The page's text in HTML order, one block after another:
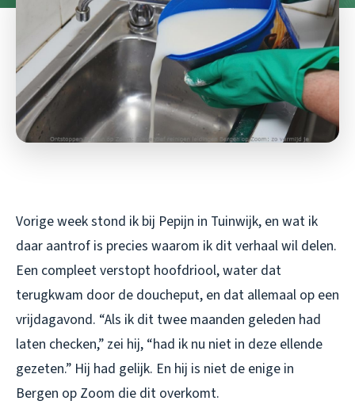
Vorige week stond ik bij Pepijn in Tuinwijk, en wat ik
daar aantrof is precies waarom ik dit verhaal wil delen.
Een compleet verstopt hoofdriool, water dat
terugkwam door de doucheput, en dat allemaal op een
vrijdagavond. “Als ik dit twee maanden geleden had
laten checken,” zei hij, “had ik nu niet in deze ellende
gezeten.” Hij had gelijk. En hij is niet de enige in
Bergen op Zoom die dit overkomt.